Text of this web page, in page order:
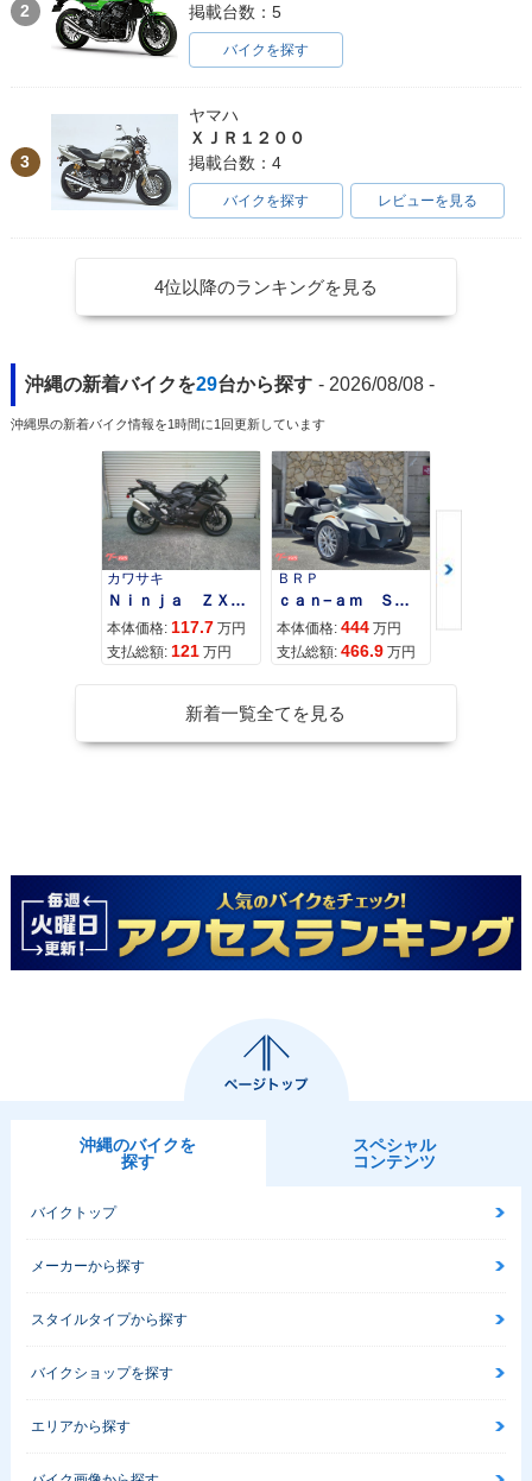
2
掲載台数：5
バイクを探す
3
ヤマハ
ＸＪＲ１２００
掲載台数：4
バイクを探す レビューを見る
4位以降のランキングを見る
沖縄の新着バイクを29台から探す - 2026/08/08 -
沖縄県の新着バイク情報を1時間に1回更新しています
カワサキ
Ｎｉｎｊａ ＺＸ−４Ｒ ＳＥ
本体価格: 117.7 万円
支払総額: 121 万円
ＢＲＰ
ｃａｎ−ａｍ ＳＰＹＤＥＲ ＲＴ ＬＩＭＩＴＥＤ
本体価格: 444 万円
支払総額: 466.9 万円
スズキ
本体価格:
新着一覧全てを見る
沖縄のバイクを
探す
スペシャル
コンテンツ
バイクトップ
メーカーから探す
スタイルタイプから探す
バイクショップを探す
エリアから探す